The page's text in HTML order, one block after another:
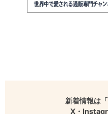
新着情報は
X・